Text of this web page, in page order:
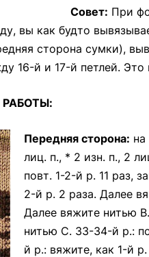
Совет: При
вы как будто
сторона сумки),
16-й и 17-й петлей.
Передняя сторона:
лиц. п., * 2 изн. п., 2
повт. 1-2-й р. 11 раз,
2-й р. 2 раза. Далее
Далее вяжите нитью
нитью С. 33-34-й р.:
й р.: вяжите, как 1-й